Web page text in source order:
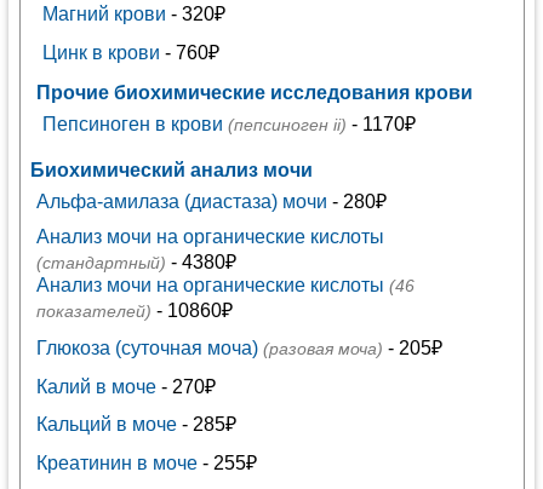
Магний крови - 320₽
Цинк в крови - 760₽
Прочие биохимические исследования крови
Пепсиноген в крови (пепсиноген ii) - 1170₽
Биохимический анализ мочи
Альфа-амилаза (диастаза) мочи - 280₽
Анализ мочи на органические кислоты
(стандартный) - 4380₽
Анализ мочи на органические кислоты (46
показателей) - 10860₽
Глюкоза (суточная моча) (разовая моча) - 205₽
Калий в моче - 270₽
Кальций в моче - 285₽
Креатинин в моче - 255₽